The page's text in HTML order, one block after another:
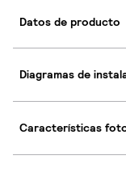
Datos de producto
Diagramas de
Características